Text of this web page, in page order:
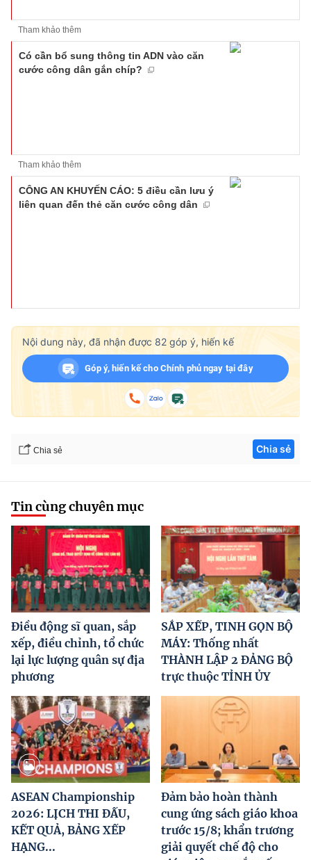
Tham khảo thêm
Có cần bổ sung thông tin ADN vào căn
cước công dân gắn chíp?
Tham khảo thêm
CÔNG AN KHUYẾN CÁO: 5 điều cần lưu ý
liên quan đến thẻ căn cước công dân
Nội dung này, đã nhận được 82 góp ý, hiến kế
Góp ý, hiến kế cho Chính phủ ngay tại đây
Chia sẻ Chia sẻ
Tin cùng chuyên mục
Điều động sĩ quan, sắp
xếp, điều chỉnh, tổ chức
lại lực lượng quân sự địa
phương
SẮP XẾP, TINH GỌN BỘ
MÁY: Thống nhất
THÀNH LẬP 2 ĐẢNG BỘ
trực thuộc TỈNH ỦY
ASEAN Championship
2026: LỊCH THI ĐẤU,
KẾT QUẢ, BẢNG XẾP
HẠNG...
Đảm bảo hoàn thành
cung ứng sách giáo khoa
trước 15/8; khẩn trương
giải quyết chế độ cho